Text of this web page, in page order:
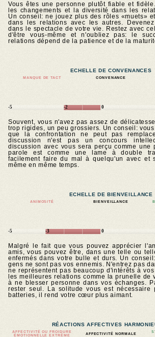
Vous êtes une personne plutôt fiable et
les changements et la diversité dans les
Un conseil: ne jouez plus des rôles «muets»
dans les relations avec les autres.
dans le spectacle de votre vie. Restez avec
d'être vous-même et n'oubliez pas: le
relations dépend de la patience et de la
ECHELLE DE CONVENANCES
MANQUE DE TACT CONVENANCE
-5 -2 0
Souvent, vous n'avez pas assez de
trop rigides, un peu grossiers. Un conseil:
que la confrontation ne peut pas
discussion n'est pas un concours
discussion avec vous sera perçu comme une
parole est comme une lame à double
facilement faire du mal à quelqu'un avec et
même en même temps.
ECHELLE DE BIENVEILLANCE
ANIMOSITÉ BIENVEILLANCE
-5 -3 0
Malgré le fait que vous pouvez apprécier
amis, vous pouvez être, dans une telle ou
enfermés dans votre bulle et durs. Un
gens ne sont pas vos ennemis. N'entrez pas
ne représentent pas beaucoup d'intérêts à
les meilleures relations comme la prunelle de
à ne blesser personne dans vos échanges.
rester seul. La solitude vous est nécessaire
batteries, il rend votre cœur plus aimant.
RÉACTIONS AFFECTIVES
AFFECTIVITÉ OU FROIDURE
ÉMOTIONNELLE EXTRÊME
AFFECTIVITÉ NORMALE